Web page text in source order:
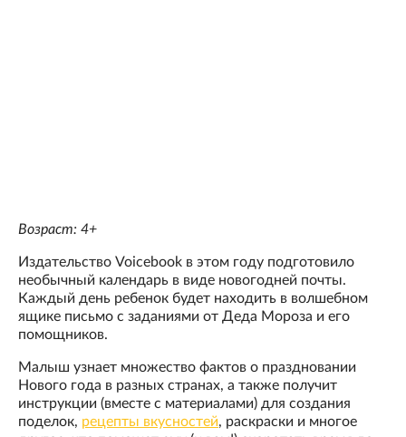
Возраст: 4+
Издательство Voicebook в этом году подготовило
необычный календарь в виде новогодней почты.
Каждый день ребенок будет находить в волшебном
ящике письмо с заданиями от Деда Мороза и его
помощников.
Малыш узнает множество фактов о праздновании
Нового года в разных странах, а также получит
инструкции (вместе с материалами) для создания
поделок, рецепты вкусностей, раскраски и многое